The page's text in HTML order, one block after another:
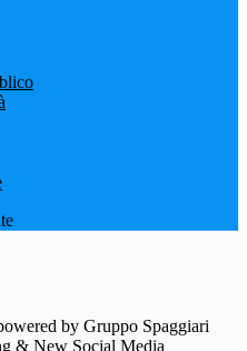
by Gruppo Spaggiari
& New Social Media